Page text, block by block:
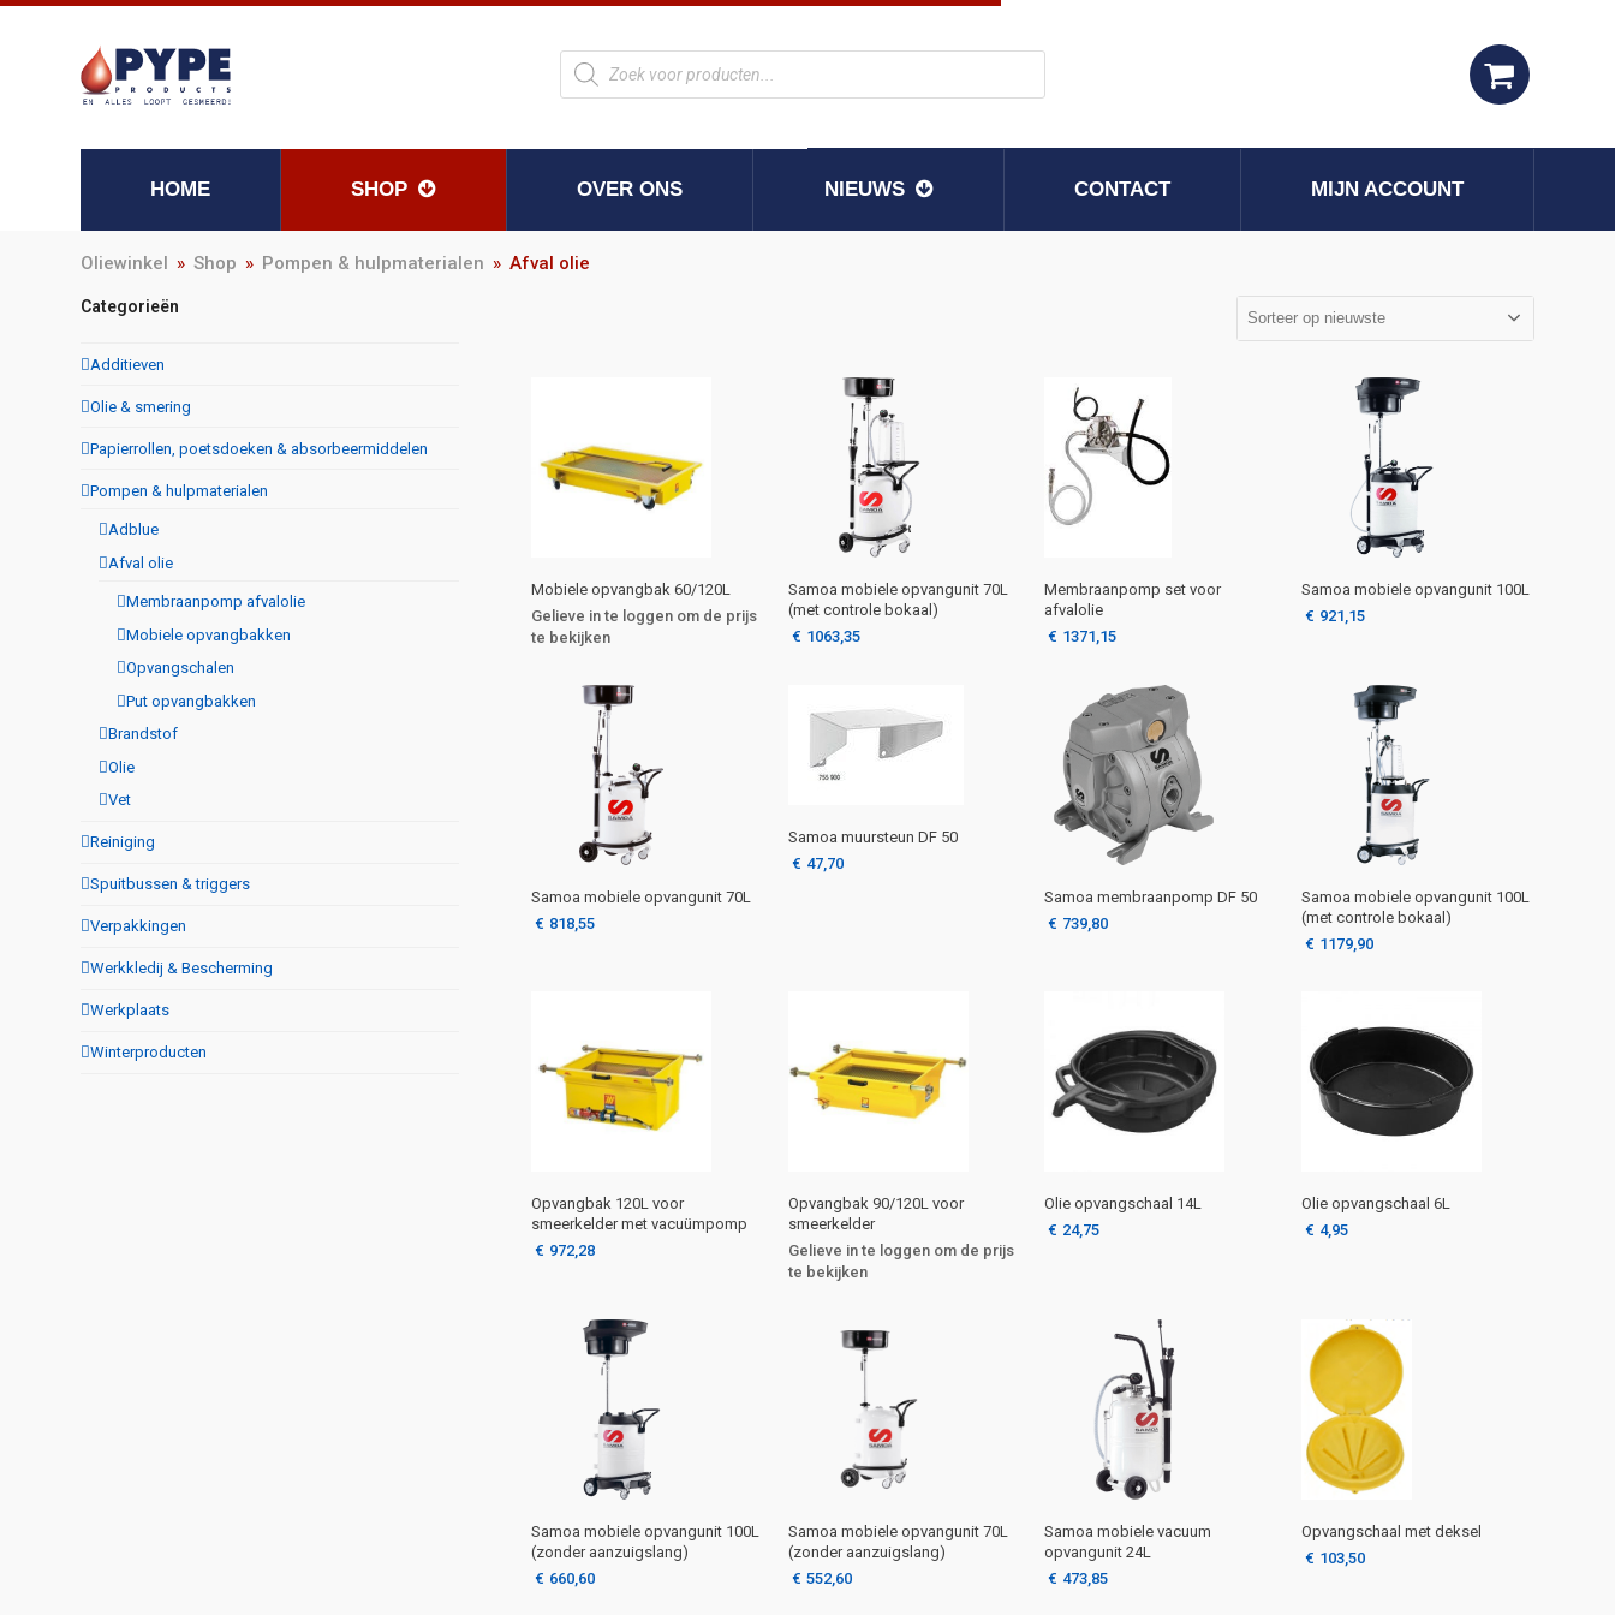
HOME SHOP OVER ONS NIEUWS CONTACT MIJN ACCOUNT
Oliewinkel » Shop » Pompen & hulpmaterialen » Afval olie
Mobiele opvangbak 60/120L
Gelieve in te loggen om de prijs
te bekijken
Samoa mobiele opvangunit 70L
(met controle bokaal)
€ 1063,35
Membraanpomp set voor
afvalolie
€ 1371,15
Samoa mobiele opvangunit 100L
€ 921,15
Samoa mobiele opvangunit 70L
€ 818,55
Samoa muursteun DF 50
€ 47,70
Samoa membraanpomp DF 50
€ 739,80
Samoa mobiele opvangunit 100L
(met controle bokaal)
€ 1179,90
Opvangbak 120L voor
smeerkelder met vacuümpomp
€ 972,28
Opvangbak 90/120L voor
smeerkelder
Gelieve in te loggen om de prijs
te bekijken
Olie opvangschaal 14L
€ 24,75
Olie opvangschaal 6L
€ 4,95
Samoa mobiele opvangunit 100L
(zonder aanzuigslang)
€ 660,60
Samoa mobiele opvangunit 70L
(zonder aanzuigslang)
€ 552,60
Samoa mobiele vacuum
opvangunit 24L
€ 473,85
Opvangschaal met deksel
€ 103,50
Categorieën
Additieven
Olie & smering
Papierrollen, poetsdoeken & absorbeermiddelen
Pompen & hulpmaterialen
Adblue
Afval olie
Membraanpomp afvalolie
Mobiele opvangbakken
Opvangschalen
Put opvangbakken
Brandstof
Olie
Vet
Reiniging
Spuitbussen & triggers
Verpakkingen
Werkkledij & Bescherming
Werkplaats
Winterproducten